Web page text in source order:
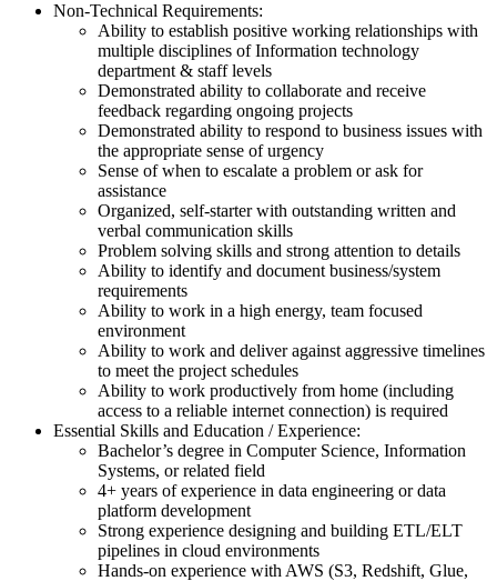
Non-Technical Requirements:
Ability to establish positive working relationships with
multiple disciplines of Information technology
department & staff levels
Demonstrated ability to collaborate and receive
feedback regarding ongoing projects
Demonstrated ability to respond to business issues with
the appropriate sense of urgency
Sense of when to escalate a problem or ask for
assistance
Organized, self-starter with outstanding written and
verbal communication skills
Problem solving skills and strong attention to details
Ability to identify and document business/system
requirements
Ability to work in a high energy, team focused
environment
Ability to work and deliver against aggressive timelines
to meet the project schedules
Ability to work productively from home (including
access to a reliable internet connection) is required
Essential Skills and Education / Experience:
Bachelor’s degree in Computer Science, Information
Systems, or related field
4+ years of experience in data engineering or data
platform development
Strong experience designing and building ETL/ELT
pipelines in cloud environments
Hands-on experience with AWS (S3, Redshift, Glue,